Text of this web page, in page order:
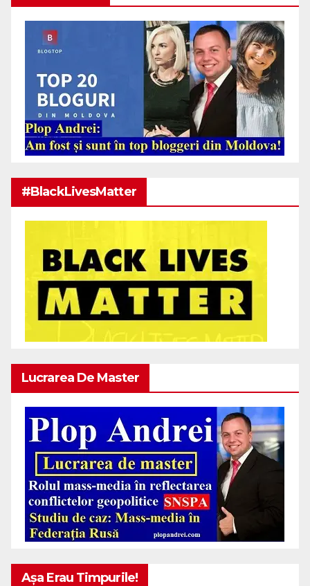
#BlackLivesMatter
Lucrarea De Master
Așa Erau Timpurile!